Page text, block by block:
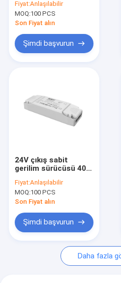
VR Gösterisi
Bizimle İletişim
Haberler
Bir İndirim İste
Hafifletilebilir
Sürücüler
Fiyat:Anlaşılabilir
MOQ:100 PCS
Son Fiyat alın
Şimdi başvurun
24V çıkış sabit
gerilim sürücüsü 40W
198-264Vac
50Hz/60Hz
Fiyat:Anlaşılabilir
MOQ:100 PCS
Son Fiyat alın
Şimdi başvurun
Daha fazla